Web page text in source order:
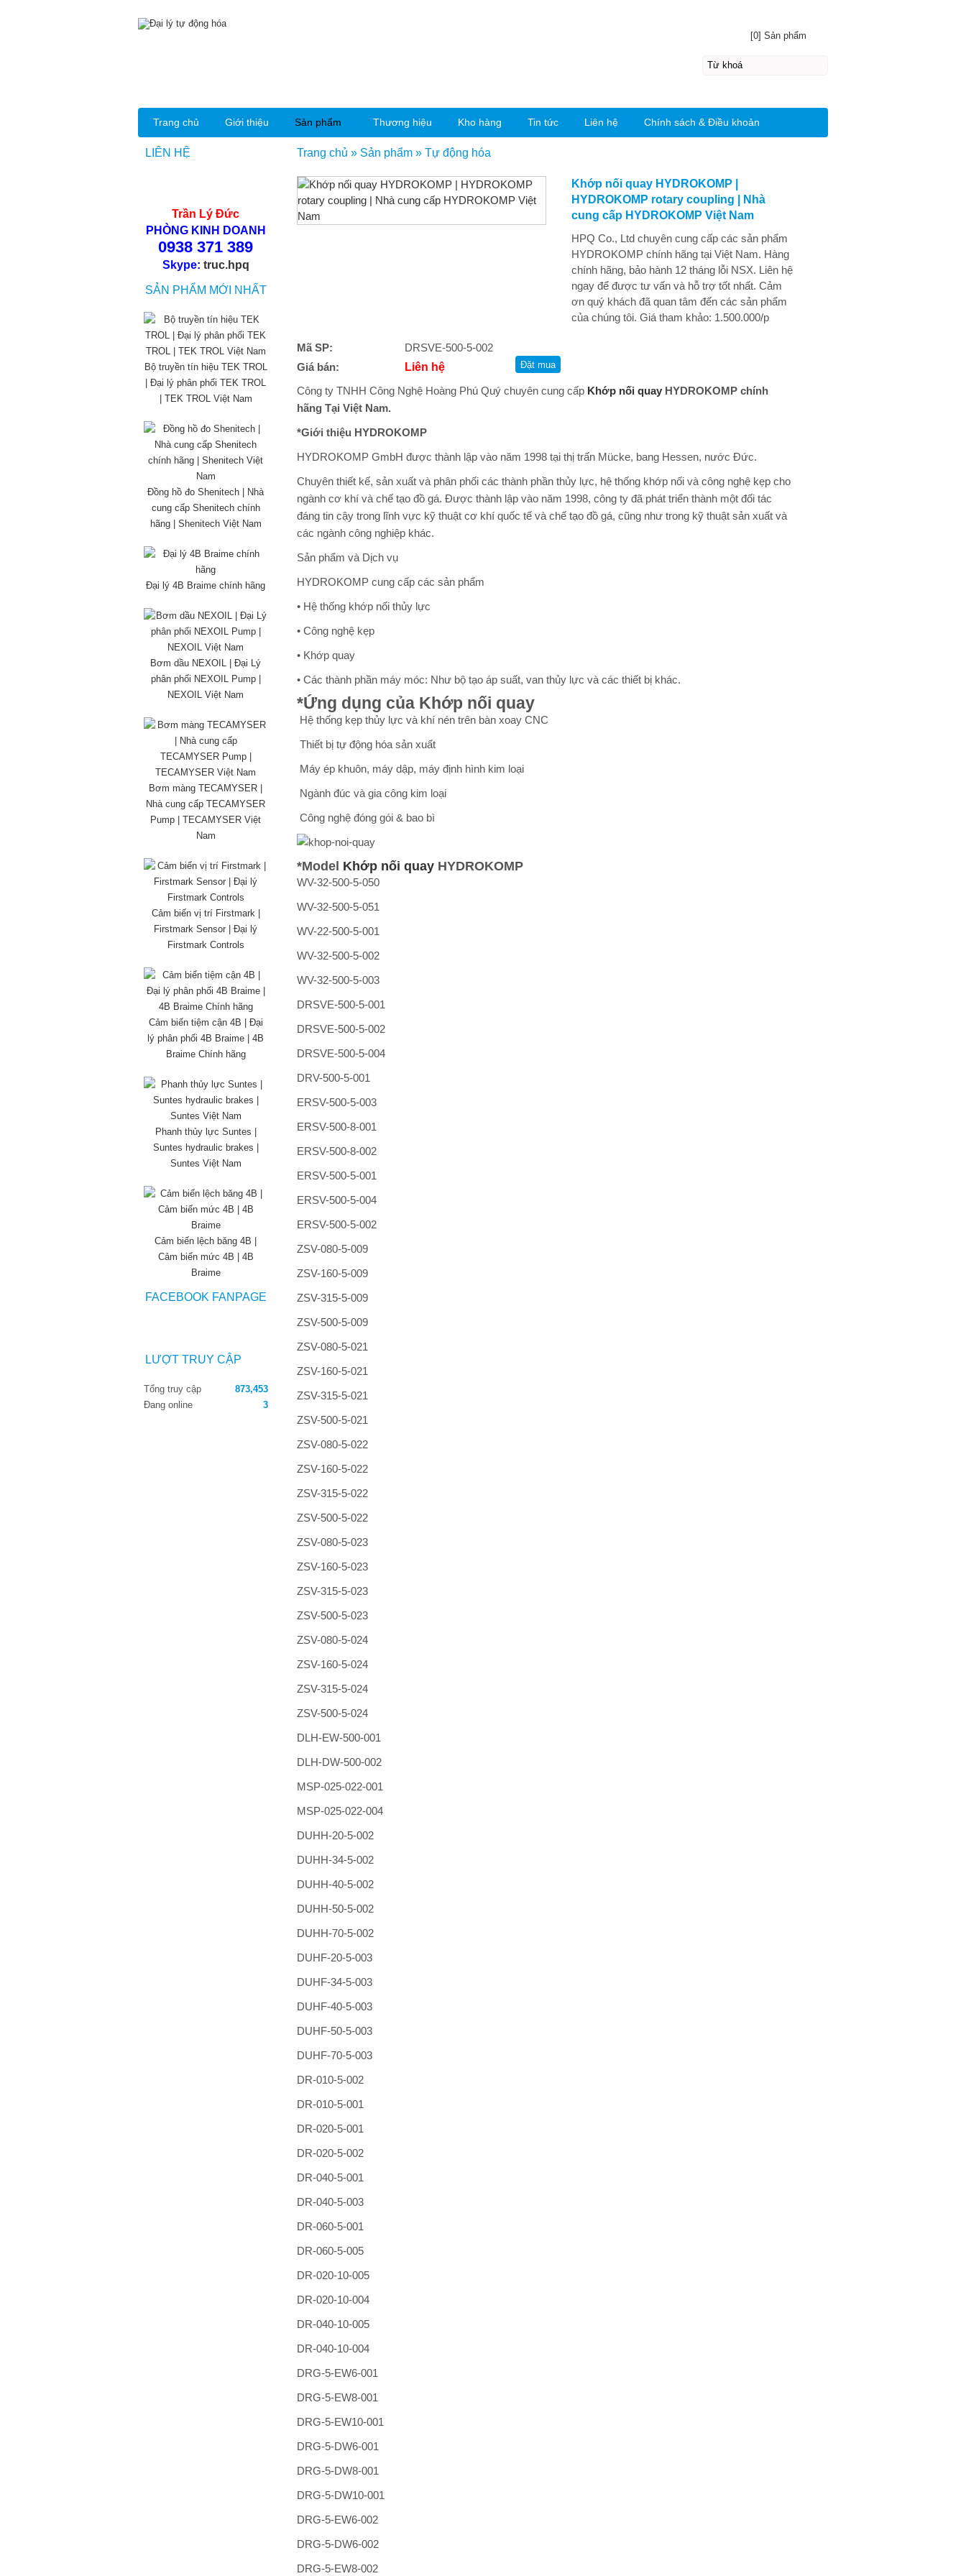
Khớp nối quay HYDROKOMP |
HYDROKOMP rotary coupling | Nhà
cung cấp HYDROKOMP Việt Nam
HPQ Co., Ltd chuyên cung cấp các sản phẩm
HYDROKOMP chính hãng tại Việt Nam. Hàng
chính hãng, bảo hành 12 tháng lỗi NSX. Liên hệ
ngay để được tư vấn và hỗ trợ tốt nhất. Cảm
ơn quý khách đã quan tâm đến các sản phẩm
của chúng tôi. Giá tham khảo: 1.500.000/p
Mã SP:
DRSVE-500-5-002
Giá bán:
Liên hệ
Công ty TNHH Công Nghệ Hoàng Phú Quý chuyên cung cấp Khớp nối quay HYDROKOMP chính
hãng Tại Việt Nam.
*Giới thiệu HYDROKOMP
HYDROKOMP GmbH được thành lập vào năm 1998 tại thị trấn Mücke, bang Hessen, nước Đức.
Chuyên thiết kế, sản xuất và phân phối các thành phần thủy lực, hệ thống khớp nối và công nghệ kẹp cho
ngành cơ khí và chế tạo đồ gá. Được thành lập vào năm 1998, công ty đã phát triển thành một đối tác
đáng tin cậy trong lĩnh vực kỹ thuật cơ khí quốc tế và chế tạo đồ gá, cũng như trong kỹ thuật sản xuất và
các ngành công nghiệp khác.
Sản phẩm và Dịch vụ
HYDROKOMP cung cấp các sản phẩm
• Hệ thống khớp nối thủy lực
• Công nghệ kẹp
• Khớp quay
• Các thành phần máy móc: Như bộ tạo áp suất, van thủy lực và các thiết bị khác.
*Ứng dụng của Khớp nối quay
Hệ thống kẹp thủy lực và khí nén trên bàn xoay CNC
Thiết bị tự động hóa sản xuất
Máy ép khuôn, máy dập, máy định hình kim loại
Ngành đúc và gia công kim loại
Công nghệ đóng gói & bao bì
*Model Khớp nối quay HYDROKOMP
WV-32-500-5-050
WV-32-500-5-051
WV-22-500-5-001
WV-32-500-5-002
WV-32-500-5-003
DRSVE-500-5-001
DRSVE-500-5-002
DRSVE-500-5-004
DRV-500-5-001
ERSV-500-5-003
ERSV-500-8-001
ERSV-500-8-002
ERSV-500-5-001
ERSV-500-5-004
ERSV-500-5-002
ZSV-080-5-009
ZSV-160-5-009
ZSV-315-5-009
ZSV-500-5-009
ZSV-080-5-021
ZSV-160-5-021
ZSV-315-5-021
ZSV-500-5-021
ZSV-080-5-022
ZSV-160-5-022
ZSV-315-5-022
ZSV-500-5-022
ZSV-080-5-023
ZSV-160-5-023
ZSV-315-5-023
ZSV-500-5-023
ZSV-080-5-024
ZSV-160-5-024
ZSV-315-5-024
ZSV-500-5-024
DLH-EW-500-001
DLH-DW-500-002
MSP-025-022-001
MSP-025-022-004
DUHH-20-5-002
DUHH-34-5-002
DUHH-40-5-002
DUHH-50-5-002
DUHH-70-5-002
DUHF-20-5-003
DUHF-34-5-003
DUHF-40-5-003
DUHF-50-5-003
DUHF-70-5-003
DR-010-5-002
DR-010-5-001
DR-020-5-001
DR-020-5-002
DR-040-5-001
DR-040-5-003
DR-060-5-001
DR-060-5-005
DR-020-10-005
DR-020-10-004
DR-040-10-005
DR-040-10-004
DRG-5-EW6-001
DRG-5-EW8-001
DRG-5-EW10-001
DRG-5-DW6-001
DRG-5-DW8-001
DRG-5-DW10-001
DRG-5-EW6-002
DRG-5-DW6-002
DRG-5-EW8-002
Trang chủ » Sản phẩm »Tự động hóa
LIÊN HỆ
Trần Lý Đức
PHÒNG KINH DOANH
0938 371 389
Skype: truc.hpq
SẢN PHẨM MỚI NHẤT
Bộ truyền tín hiệu TEK TROL
| Đại lý phân phối TEK TROL
| TEK TROL Việt Nam
Đồng hồ đo Shenitech | Nhà
cung cấp Shenitech chính
hãng | Shenitech Việt Nam
Đại lý 4B Braime chính hãng
Bơm dầu NEXOIL | Đại Lý
phân phối NEXOIL Pump |
NEXOIL Việt Nam
Bơm màng TECAMYSER |
Nhà cung cấp TECAMYSER
Pump | TECAMYSER Việt
Nam
Cảm biến vị trí Firstmark |
Firstmark Sensor | Đại lý
Firstmark Controls
Cảm biến tiệm cận 4B | Đại
lý phân phối 4B Braime | 4B
Braime Chính hãng
Phanh thủy lực Suntes |
Suntes hydraulic brakes |
Suntes Việt Nam
Cảm biến lệch băng 4B |
Cảm biến mức 4B | 4B
Braime
FACEBOOK FANPAGE
LƯỢT TRUY CẬP
Tổng truy cập
873,453
Đang online
3
[0] Sản phẩm
Trang chủ Giới thiệu Sản phẩm Thương hiệu Kho hàng Tin tức Liên hệ Chính sách & Điều khoản